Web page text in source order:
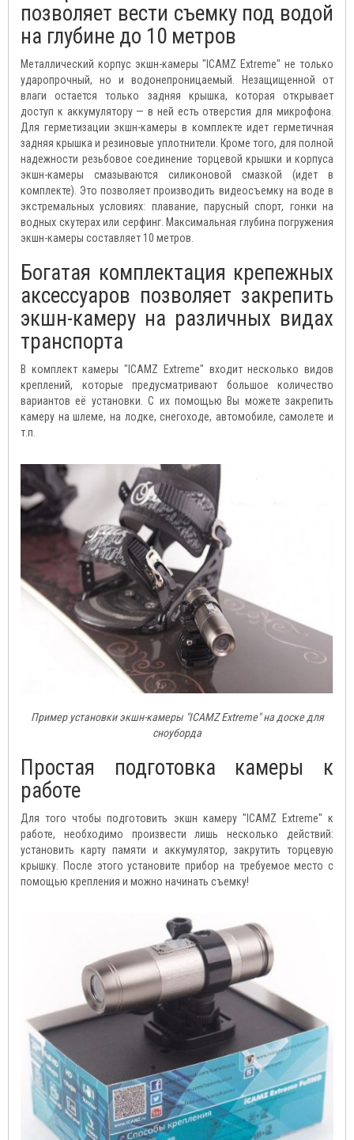
позволяет вести съемку под водой
на глубине до 10 метров
Металлический корпус экшн-камеры "ICAMZ Extreme" не только
ударопрочный, но и водонепроницаемый. Незащищенной от
влаги остается только задняя крышка, которая открывает
доступ к аккумулятору — в ней есть отверстия для микрофона.
Для герметизации экшн-камеры в комплекте идет герметичная
задняя крышка и резиновые уплотнители. Кроме того, для полной
надежности резьбовое соединение торцевой крышки и корпуса
экшн-камеры смазываются силиконовой смазкой (идет в
комплекте). Это позволяет производить видеосъемку на воде в
экстремальных условиях: плавание, парусный спорт, гонки на
водных скутерах или серфинг. Максимальная глубина погружения
экшн-камеры составляет 10 метров.
Богатая комплектация крепежных
аксессуаров позволяет закрепить
экшн-камеру на различных видах
транспорта
В комплект камеры "ICAMZ Extreme" входит несколько видов
креплений, которые предусматривают большое количество
вариантов её установки. С их помощью Вы можете закрепить
камеру на шлеме, на лодке, снегоходе, автомобиле, самолете и
т.п.
Пример установки экшн-камеры "ICAMZ Extreme" на доске для
сноуборда
Простая подготовка камеры к
работе
Для того чтобы подготовить экшн камеру "ICAMZ Extreme" к
работе, необходимо произвести лишь несколько действий:
установить карту памяти и аккумулятор, закрутить торцевую
крышку. После этого установите прибор на требуемое место с
помощью крепления и можно начинать съемку!